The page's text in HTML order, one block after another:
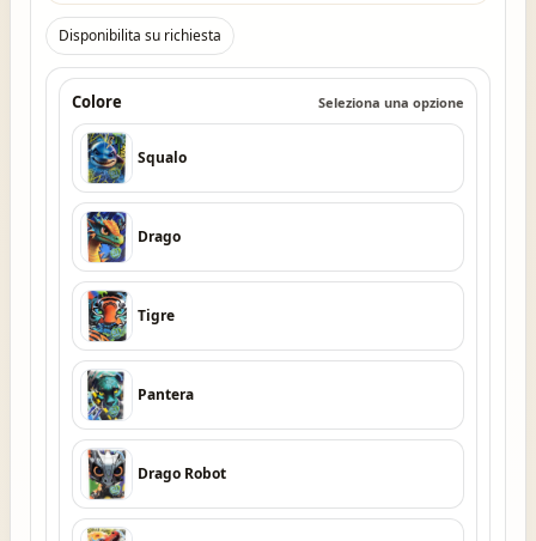
Disponibilita su richiesta
Colore Seleziona una opzione
Squalo
Drago
Tigre
Pantera
Drago Robot